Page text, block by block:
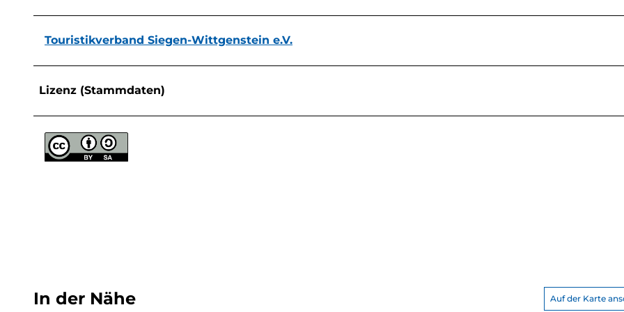
Touristikverband Siegen-Wittgenstein e.V.
Lizenz (Stammdaten)
In der Nähe Auf der Karte